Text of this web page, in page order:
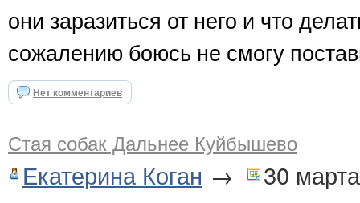
они заразиться от него и что
сожалению боюсь не смогу
Нет комментариев
Стая собак Дальнее Куйбышево
Екатерина Коган → 30